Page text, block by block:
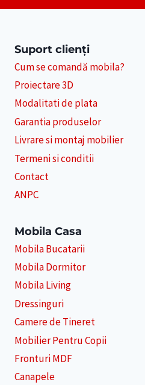
Suport clienți
Cum se comandă mobila?
Proiectare 3D
Modalitati de plata
Garantia produselor
Livrare si montaj mobilier
Termeni si conditii
Contact
ANPC
Mobila Casa
Mobila Bucatarii
Mobila Dormitor
Mobila Living
Dressinguri
Camere de Tineret
Mobilier Pentru Copii
Fronturi MDF
Canapele